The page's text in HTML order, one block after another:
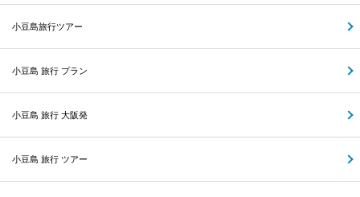
小豆島旅行ツアー
小豆島 旅行 プラン
小豆島 旅行 大阪発
小豆島 旅行 ツアー